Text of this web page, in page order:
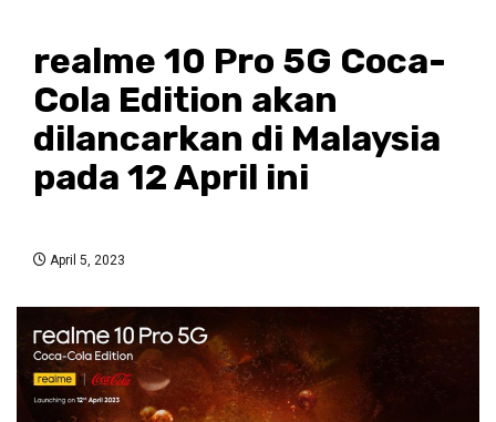
realme 10 Pro 5G Coca-
Cola Edition akan
dilancarkan di Malaysia
pada 12 April ini
April 5, 2023